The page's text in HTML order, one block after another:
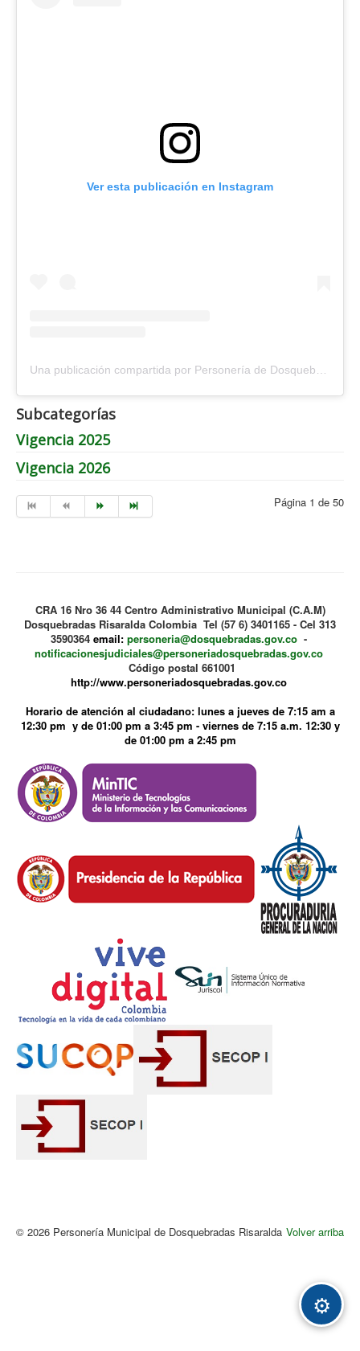
Ver esta publicación en Instagram
Subcategorías
Vigencia 2025
Vigencia 2026
Página 1 de 50
CRA 16 Nro 36 44 Centro Administrativo Municipal (C.A.M)
Dosquebradas Risaralda Colombia Tel (57 6) 3401165 - Cel 313
3590364 email: personeria@dosquebradas.gov.co-
notificacionesjudiciales@personeriadosquebradas.gov.co
Código postal 661001
http://www.personeriadosquebradas.gov.co
Horario de atención al ciudadano: lunes a jueves de 7:15 am a
12:30 pm y de 01:00 pm a 3:45 pm - viernes de 7:15 a.m. 12:30 y
de 01:00 pm a 2:45 pm
⚙
Volver arriba
© 2026 Personería Municipal de Dosquebradas Risaralda